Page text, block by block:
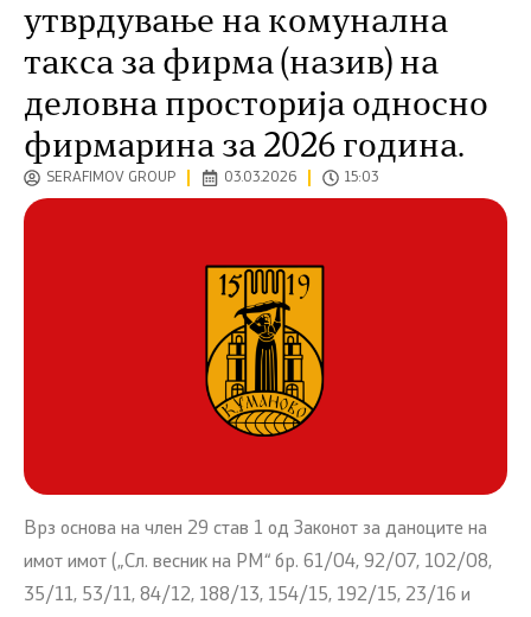
утврдување на комунална
такса за фирма (назив) на
деловна просторија односно
фирмарина за 2026 година.
SERAFIMOV GROUP 03.03.2026 15:03
Врз основа на член 29 став 1 од Законот за даноците на
имот имот („Сл. весник на РМ“ бр. 61/04, 92/07, 102/08,
35/11, 53/11, 84/12, 188/13, 154/15, 192/15, 23/16 и